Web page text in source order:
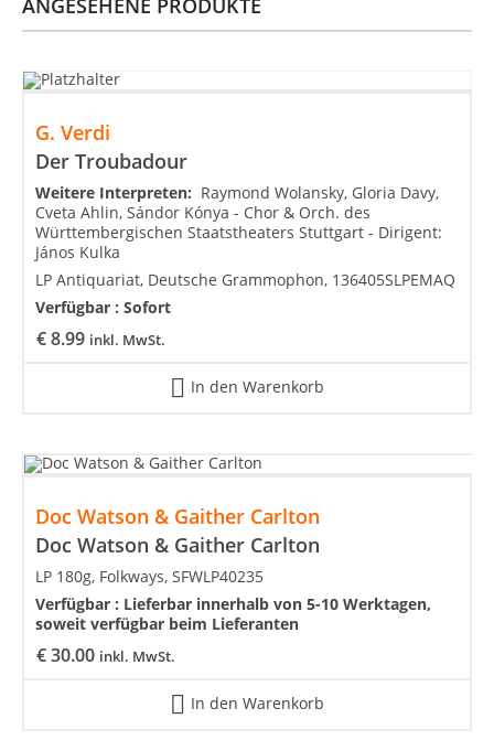
G. Verdi
Der Troubadour
€8.99 inkl. MwSt.
Weitere Interpreten: Raymond Wolansky, Gloria Davy,
Cveta Ahlin, Sándor Kónya - Chor & Orch. des
Württembergischen Staatstheaters Stuttgart - Dirigent:
János Kulka
LP Antiquariat, Deutsche Grammophon, 136405SLPEMAQ
Verfügbar : Sofort
In den Warenkorb
Doc Watson & Gaither Carlton
Doc Watson & Gaither Carlton
€30.00 inkl. MwSt.
LP 180g, Folkways, SFWLP40235
Verfügbar : Lieferbar innerhalb von 5-10 Werktagen,
soweit verfügbar beim Lieferanten
In den Warenkorb